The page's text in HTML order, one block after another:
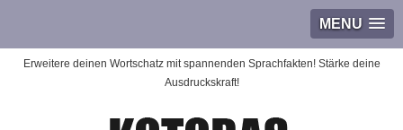
MENU
Erweitere deinen Wortschatz mit spannenden Sprachfakten! Stärke deine
Ausdruckskraft!